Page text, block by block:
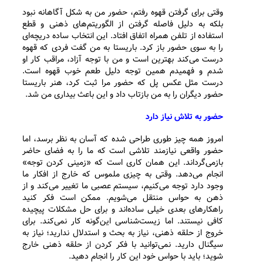
وقتی برای گرفتن قهوه رفتم، حضور من به شکل آگاهانه نبود
بلکه به دلیل فاصله گرفتن از الگوریتم‌های ذهنی و قطع
استفاده از تلفن همراه اتفاق افتاد. این انتخاب ساده دریچه‌ای
را به سوی حضور باز کرد. باریستا به من گفت فردی که قهوه
درست می‌کند بهترین است و من با توجه آزاد، مراقب کار او
شدم و فهمیدم همین توجه دلیل طعم خوب قهوه است.
درست مثل عکس پل که حضور مرا ثبت کرد، هنر باریستا
حضور دیگران را به من بازتاب داد و این باعث بیداری من شد.
حضور به تلاش نیاز دارد
امروز همه چیز طوری طراحی شده که آسان به نظر برسد، اما
حضور واقعی نیازمند تلاشی است که ما را به فضای حاضر
بازمی‌گرداند. این همان کاری است که «زمینی کردن توجه»
انجام می‌دهد. وقتی به چیزی ملموس که خارج از افکار ما
وجود دارد توجه می‌کنیم، سیستم عصبی ما تغییر می‌کند و از
ذهن به حواس منتقل می‌شویم. ممکن است فکر کنید
راهکارهای بعدی خیلی ساده‌اند و برای حل مشکلات پیچیده
کافی نیستند. اما زیست‌شناسی این‌گونه کار نمی‌کند. برای
خروج از حلقه ذهنی، نیاز به بحث و استدلال ندارید؛ نیاز به
سیگنال دارید. نمی‌توانید با فکر کردن از حلقه ذهنی خارج
شوید؛ باید با حواس خود این کار را انجام دهید.